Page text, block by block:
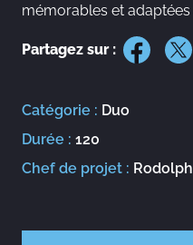
mémorables et
Partagez sur :
Catégorie : Duo
Durée : 120
Chef de projet :